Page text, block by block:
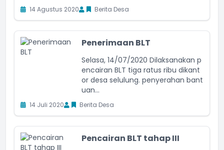
14 Agustus 2020 Berita Desa
Penerimaan BLT
Selasa, 14/07/2020 Dilaksanakan p
encairan BLT tiga ratus ribu dikant
or desa selulung. penyerahan bant
uan...
14 Juli 2020 Berita Desa
Pencairan BLT tahap III